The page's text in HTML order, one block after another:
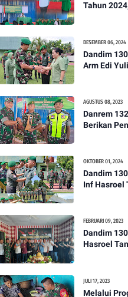
Tahun
Kesehatan
DESEMBER 06, 2024
Dandim
Arm Edi
1307/Poso
AGUSTUS 08, 2023
Danrem
Berikan
OKTOBER 01, 2024
Dandim
Inf Hasroel
Kenaikan
Kodim
FEBRUARI 09, 2023
Dandim
Hasroel
Tahun 2023
JULI 17, 2023
Melalui